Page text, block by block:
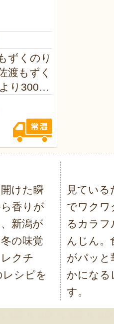
ずくのり
り300日
／製造日
けた瞬
香りが
新潟が
の味覚
クチ
レシピを
見ている
でワクワ
るカラフ
んじん。
がパッと
かになる
す。